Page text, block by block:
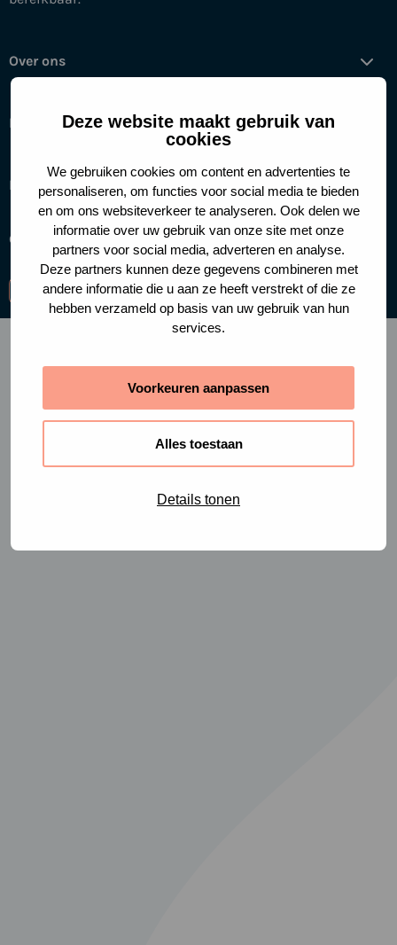
Deze website maakt gebruik van
cookies
We gebruiken cookies om content en advertenties te
personaliseren, om functies voor social media te bieden
en om ons websiteverkeer te analyseren. Ook delen we
informatie over uw gebruik van onze site met onze
partners voor social media, adverteren en analyse.
Deze partners kunnen deze gegevens combineren met
andere informatie die u aan ze heeft verstrekt of die ze
hebben verzameld op basis van uw gebruik van hun
services.
Voorkeuren aanpassen
Alles toestaan
Details tonen
Over ons
Help mee
Handige links
Cookies Privacy policy
Ga